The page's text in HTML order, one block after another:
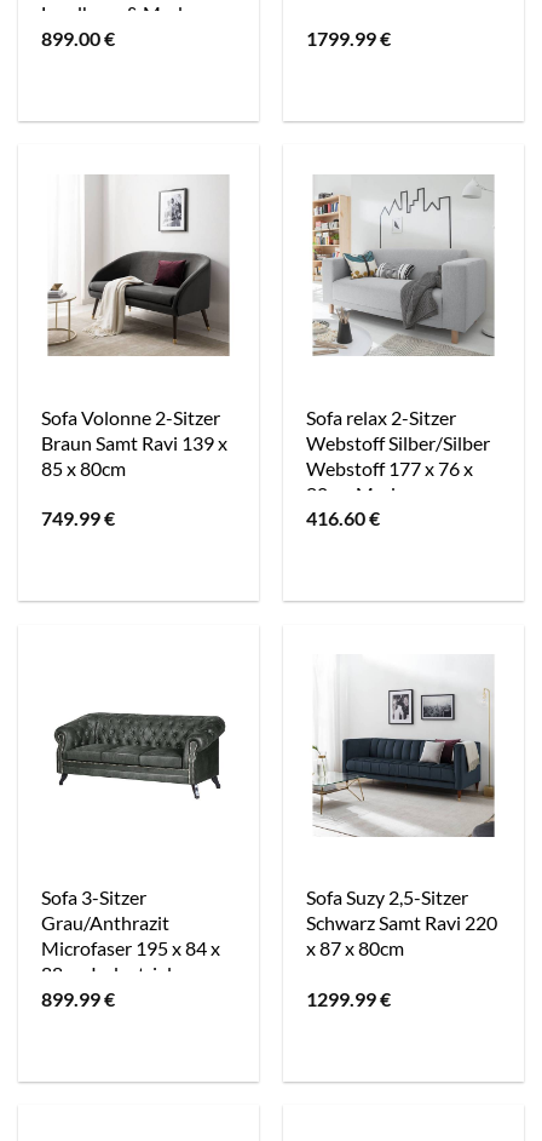
Landhaus & Modern
899.00€ 1799.99€
Sofa Volonne 2-Sitzer
Braun Samt Ravi 139 x
85 x 80cm
749.99€
Sofa relax 2-Sitzer
Webstoff Silber/Silber
Webstoff 177 x 76 x
80cm Modern
416.60€
Sofa 3-Sitzer
Grau/Anthrazit
Microfaser 195 x 84 x
88cm Industrial
899.99€
Sofa Suzy 2,5-Sitzer
Schwarz Samt Ravi 220
x 87 x 80cm
1299.99€